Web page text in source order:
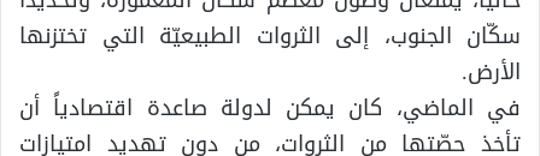
سكّان الجنوب، إلى الثروات الطبيعيّة التي تختزنها
الأرض.
في الماضي، كان يمكن لدولة صاعدة اقتصادياً أن
تأخذ حصّتها من الثروات، من دون تهديد امتيازات